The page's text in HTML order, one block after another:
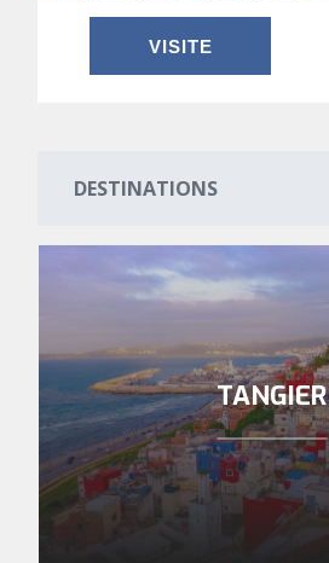
VISITE
DESTINATIONS
TANGIER